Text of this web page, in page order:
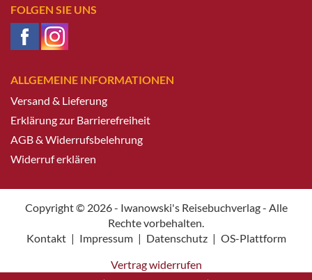
FOLGEN SIE UNS
ALLGEMEINE INFORMATIONEN
Versand & Lieferung
Erklärung zur Barrierefreiheit
AGB & Widerrufsbelehrung
Widerruf erklären
Copyright © 2026 - Iwanowski's Reisebuchverlag - Alle
Rechte vorbehalten.
Kontakt | Impressum | Datenschutz | OS-Plattform
Vertrag widerrufen